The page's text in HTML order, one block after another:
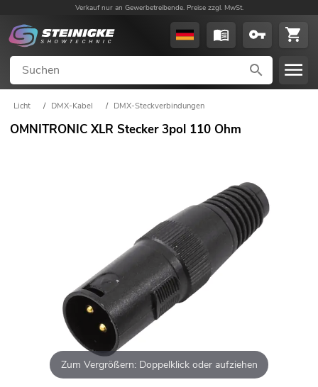
Verkauf nur an Gewerbetreibende. Preise zzgl. MwSt.
Licht / DMX-Kabel / DMX-Steckverbindungen
OMNITRONIC XLR Stecker 3pol 110 Ohm
Zum Vergrößern: Doppelklick oder aufziehen